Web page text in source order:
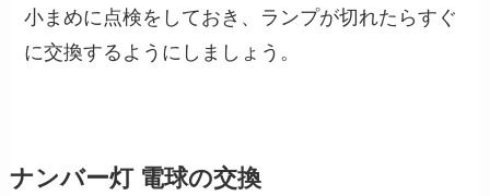
小まめに点検をしておき、ランプが切れたらすぐ
に交換するようにしましょう。
ナンバー灯 電球の交換